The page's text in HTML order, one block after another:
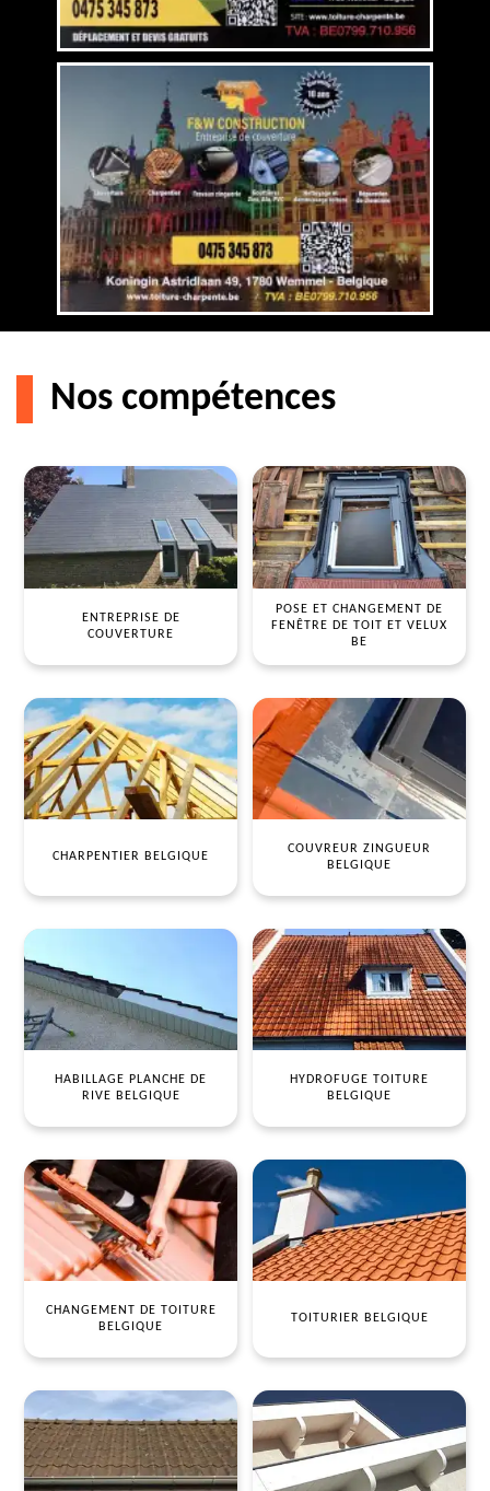
Nos compétences
ENTREPRISE DE
COUVERTURE
POSE ET CHANGEMENT DE
FENÊTRE DE TOIT ET VELUX
BE
CHARPENTIER BELGIQUE
COUVREUR ZINGUEUR
BELGIQUE
HABILLAGE PLANCHE DE
RIVE BELGIQUE
HYDROFUGE TOITURE
BELGIQUE
CHANGEMENT DE TOITURE
BELGIQUE
TOITURIER BELGIQUE